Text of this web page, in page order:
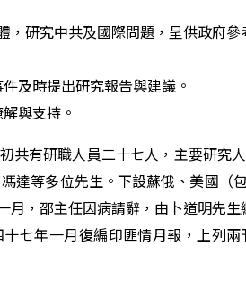
，研究中共及國際問題，呈供政府
及時提出研究報告與建議。
與支持。
共有研職人員二十七人，主要研究
達等多位先生。下設蘇俄、美國（
，邵主任因病請辭，由卜道明先生
七年一月復編印匪情月報，上列